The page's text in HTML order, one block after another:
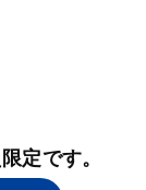
定です。